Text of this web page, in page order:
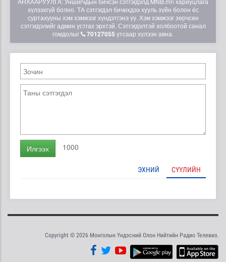
хүлээхгүй болно. ТА сэтгэгдэл бичихдээ хууль зүйн болон ёс
суртахууны хэм хэмжээг хүндэтгэнэ үү. Хэм хэмжээг зөрчсөн
сэтгэгдэлийг админ устгах эрхтэй. Сэтгэгдэлтэй холбоотой санал
гомдолыг
70127055 утсаар хүлээн авна.
Илгээх 1000
ЭХНИЙ СҮҮЛИЙН
Copyright © 2026 Монголын Үндэсний Олон Нийтийн Радио Телевиз.